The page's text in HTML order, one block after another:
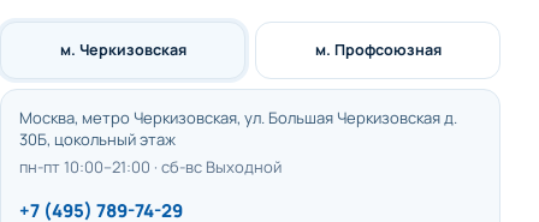
м. Черкизовская
Москва, метро Черкизовская, ул. Большая Черкизовская д.
30Б, цокольный этаж
пн-пт 10:00–21:00 · сб-вс Выходной
+7 (495) 789-74-29
м. Профсоюзная